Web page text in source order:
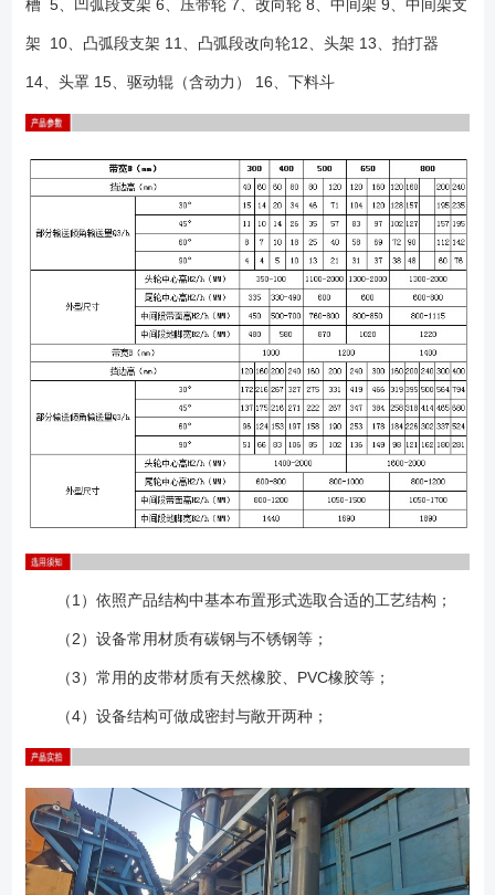
槽 5、凹弧段支架 6、压带轮 7、改向轮 8、中间架 9、中间架支
架 10、凸弧段支架 11、凸弧段改向轮12、头架 13、拍打器
14、头罩 15、驱动辊（含动力） 16、下料斗
（1）依照产品结构中基本布置形式选取合适的工艺结构；
（2）设备常用材质有碳钢与不锈钢等；
（3）常用的皮带材质有天然橡胶、PVC橡胶等；
（4）设备结构可做成密封与敞开两种；